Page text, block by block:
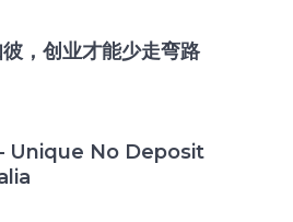
，创业才能少走弯路
Unique No Deposit